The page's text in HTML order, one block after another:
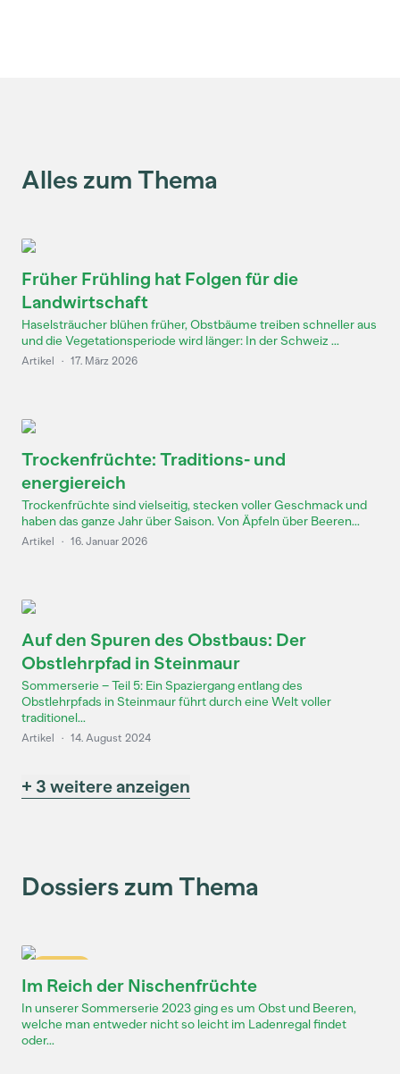
Alles zum Thema
Früher Frühling hat Folgen für die
Landwirtschaft
Haselsträucher blühen früher, Obstbäume treiben schneller aus
und die Vegetationsperiode wird länger: In der Schweiz ...
Artikel · 17. März 2026
Trockenfrüchte: Traditions- und
energiereich
Trockenfrüchte sind vielseitig, stecken voller Geschmack und
haben das ganze Jahr über Saison. Von Äpfeln über Beeren...
Artikel · 16. Januar 2026
Auf den Spuren des Obstbaus: Der
Obstlehrpfad in Steinmaur
Sommerserie – Teil 5: Ein Spaziergang entlang des
Obstlehrpfads in Steinmaur führt durch eine Welt voller
traditionel...
Artikel · 14. August 2024
+ 3 weitere anzeigen
Dossiers zum Thema
Im Reich der Nischenfrüchte
In unserer Sommerserie 2023 ging es um Obst und Beeren,
welche man entweder nicht so leicht im Ladenregal findet
oder...